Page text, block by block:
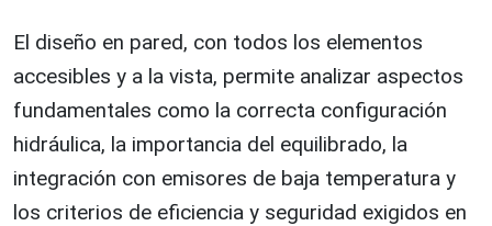
El diseño en pared, con todos los elementos
accesibles y a la vista, permite analizar aspectos
fundamentales como la correcta configuración
hidráulica, la importancia del equilibrado, la
integración con emisores de baja temperatura y
los criterios de eficiencia y seguridad exigidos en